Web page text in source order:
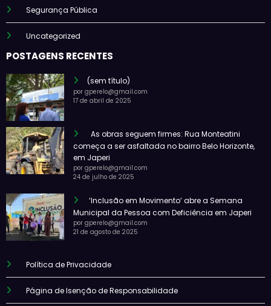
Segurança Pública
Uncategorized
POSTAGENS RECENTES
(sem título)
por gperelo@gmail.com
17 de abril de 2025
As obras seguem firmes: Rua Monteatini
começa a ser asfaltada no bairro Belo Horizonte,
em Japeri
por gperelo@gmail.com
24 de julho de 2025
‘Inclusão em Movimento’ abre a Semana
Municipal da Pessoa com Deficiência em Japeri
por gperelo@gmail.com
21 de agosto de 2025
Política de Privacidade
Página de Isenção de Responsabilidade